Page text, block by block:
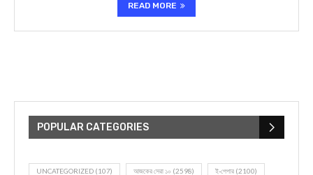
READ MORE
POPULAR CATEGORIES
UNCATEGORIZED (107) আজকের সেরা ১০ (2598) ই-পেপার (2100)